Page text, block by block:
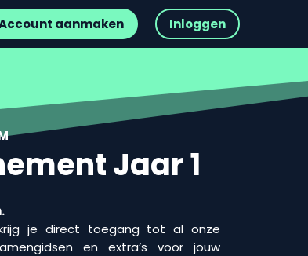
aanmaken Inloggen
Jaar 1
je direct toegang tot al onze
en extra’s voor jouw